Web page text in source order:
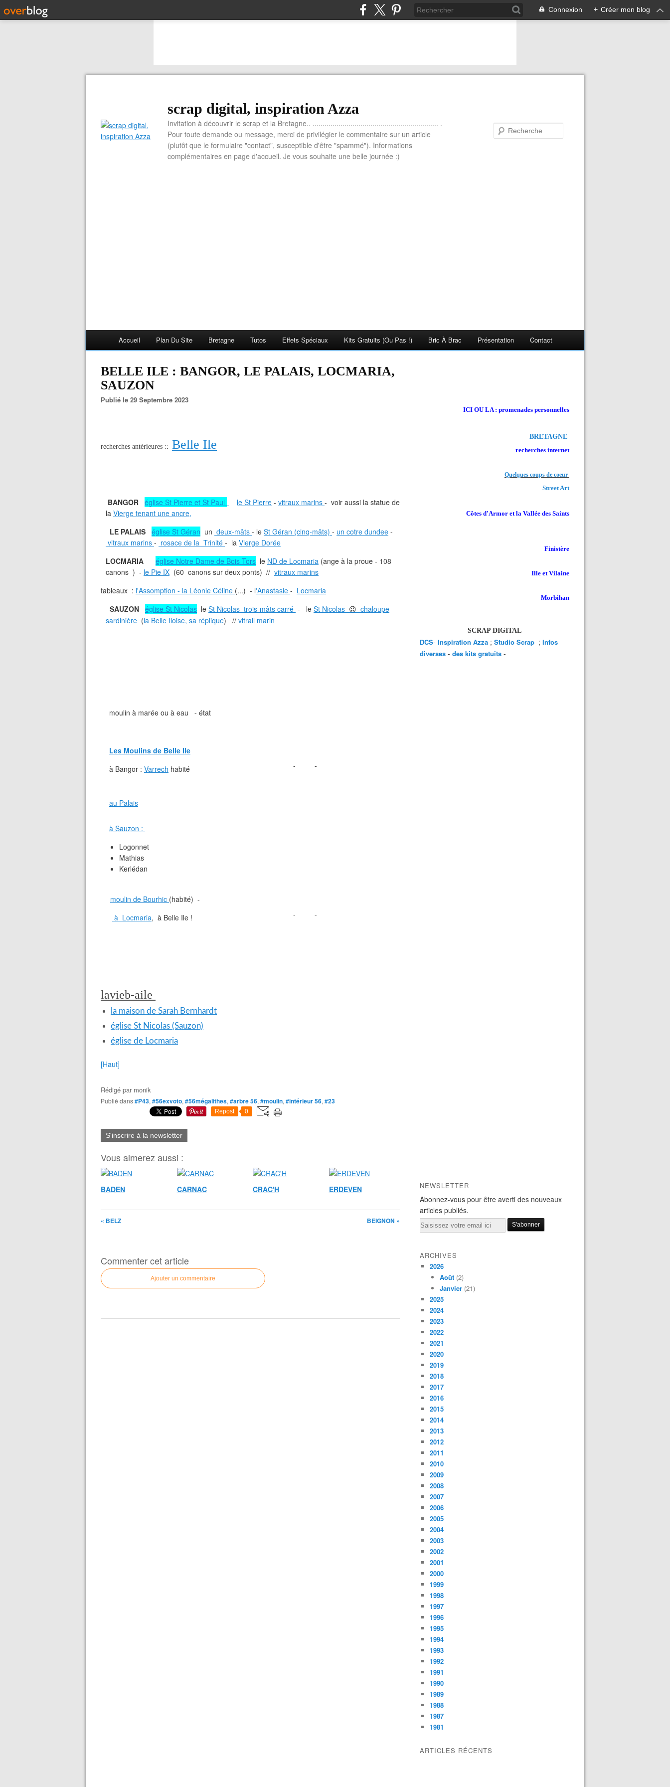
Connexion + Créer mon blog
scrap digital, inspiration Azza
Invitation à découvrir le scrap et la Bretagne.. ............................................................... .
Pour toute demande ou message, merci de privilégier le commentaire sur un article
(plutôt que le formulaire "contact", susceptible d'être "spammé"). Informations
complémentaires en page d'accueil. Je vous souhaite une belle journée :)
Accueil Plan Du Site Bretagne Tutos Effets Spéciaux Kits Gratuits (ou Pas !) Bric À Brac Présentation Contact
BELLE ILE : BANGOR, LE PALAIS, LOCMARIA,
SAUZON
Publié le 29 Septembre 2023
recherches antérieures :: Belle Ile
BANGOR église St Pierre et St Paul le St Pierre - vitraux marins - voir aussi la statue de
la Vierge tenant une ancre,
LE PALAIS église St Géran un deux-mâts - le St Géran (cinq-mâts) - un cotre dundee -
vitraux marins - rosace de la Trinité - la Vierge Dorée
LOCMARIA
église Notre Dame de Bois Tors le ND de Locmaria (ange à la proue - 108
canons ) - le Pie IX (60 canons sur deux ponts) // vitraux marins
tableaux : l'Assomption - la Léonie Céline (...) - l'Anastasie - Locmaria
SAUZON église St Nicolas le St Nicolas trois-mâts carré - le St Nicolas 😉 chaloupe
sardinière (la Belle Iloise, sa réplique) // vitrail marin
moulin à marée ou à eau - état
Les Moulins de Belle Ile
à Bangor : Varrech habité - -
au Palais -
à Sauzon :
Logonnet
Mathias
Kerlédan
moulin de Bourhic (habité) -
à Locmaria, à Belle Ile ! - -
lavieb-aile
la maison de Sarah Bernhardt
église St Nicolas (Sauzon)
église de Locmaria
[Haut]
Rédigé par monik
Publié dans#P43, #56exvoto, #56mégalithes, #arbre 56, #moulin, #intérieur 56, #23
Repost 0
S'inscrire à la newsletter
Vous aimerez aussi :
BADEN CARNAC CRAC'H ERDEVEN
« BELZ BEIGNON »
Commenter cet article
Ajouter un commentaire
ICI OU LA : promenades personnelles
BRETAGNE
recherches internet
Quelques coups de coeur
Street Art
Côtes d'Armor et la Vallée des Saints
Finistère
Ille et Vilaine
Morbihan
SCRAP DIGITAL
DCS- Inspiration Azza ; Studio Scrap ; Infos
diverses - des kits gratuits -
NEWSLETTER
Abonnez-vous pour être averti des nouveaux
articles publiés.
Email
ARCHIVES
2026
Août (2)
Janvier (21)
2025
2024
2023
2022
2021
2020
2019
2018
2017
2016
2015
2014
2013
2012
2011
2010
2009
2008
2007
2006
2005
2004
2003
2002
2001
2000
1999
1998
1997
1996
1995
1994
1993
1992
1991
1990
1989
1988
1987
1981
ARTICLES RÉCENTS